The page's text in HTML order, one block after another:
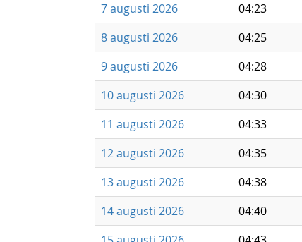
7 augusti 2026
04:23
8 augusti 2026
04:25
9 augusti 2026
04:28
10 augusti 2026
04:30
11 augusti 2026
04:33
12 augusti 2026
04:35
13 augusti 2026
04:38
14 augusti 2026
04:40